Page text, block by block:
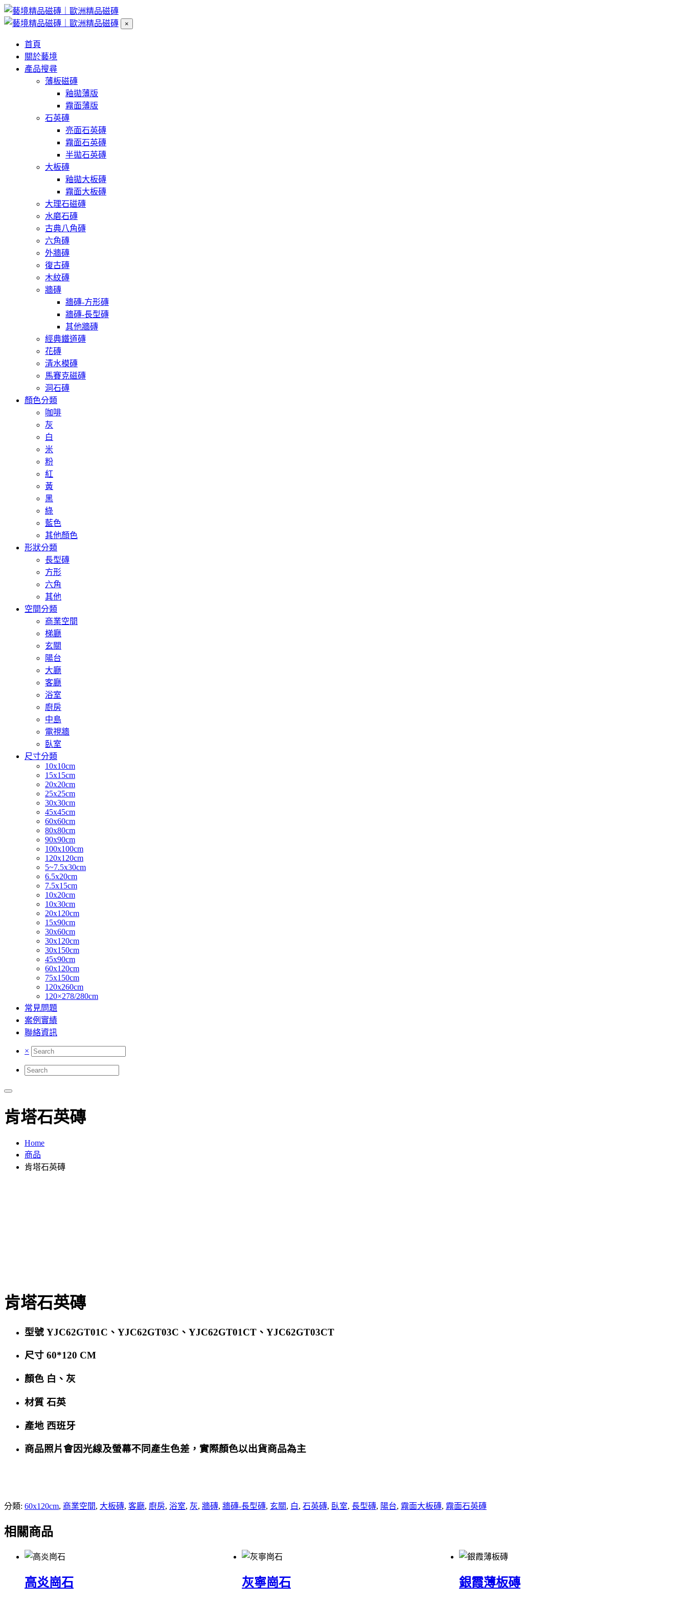
×
首頁
關於藝境
產品搜尋
薄板磁磚
釉拋薄版
霧面薄版
石英磚
亮面石英磚
霧面石英磚
半拋石英磚
大板磚
釉拋大板磚
霧面大板磚
大理石磁磚
水磨石磚
古典八角磚
六角磚
外牆磚
復古磚
木紋磚
牆磚
牆磚-方形磚
牆磚-長型磚
其他牆磚
經典鐵道磚
花磚
清水模磚
馬賽克磁磚
洞石磚
顏色分類
咖啡
灰
白
米
粉
紅
黃
黑
綠
藍色
其他顏色
形狀分類
長型磚
方形
六角
其他
空間分類
商業空間
梯廳
玄關
陽台
大廳
客廳
浴室
廚房
中島
電視牆
臥室
尺寸分類
10x10cm
15x15cm
20x20cm
25x25cm
30x30cm
45x45cm
60x60cm
80x80cm
90x90cm
100x100cm
120x120cm
5~7.5x30cm
6.5x20cm
7.5x15cm
10x20cm
10x30cm
20x120cm
15x90cm
30x60cm
30x120cm
30x150cm
45x90cm
60x120cm
75x150cm
120x260cm
120×278/280cm
常見問題
案例實績
聯絡資訊
×
肯塔石英磚
Home
商品
肯塔石英磚
肯塔石英磚
型號 YJC62GT01C、YJC62GT03C、YJC62GT01CT、YJC62GT03CT
尺寸 60*120 CM
顏色 白、灰
材質 石英
產地 西班牙
商品照片會因光線及螢幕不同產生色差，實際顏色以出貨商品為主
分類: 60x120cm, 商業空間, 大板磚, 客廳, 廚房, 浴室, 灰, 牆磚, 牆磚-長型磚, 玄關, 白, 石英磚, 臥室, 長型磚, 陽台, 霧面大板磚, 霧面石英磚
相關商品
高炎崗石 灰寧崗石 銀霞薄板磚